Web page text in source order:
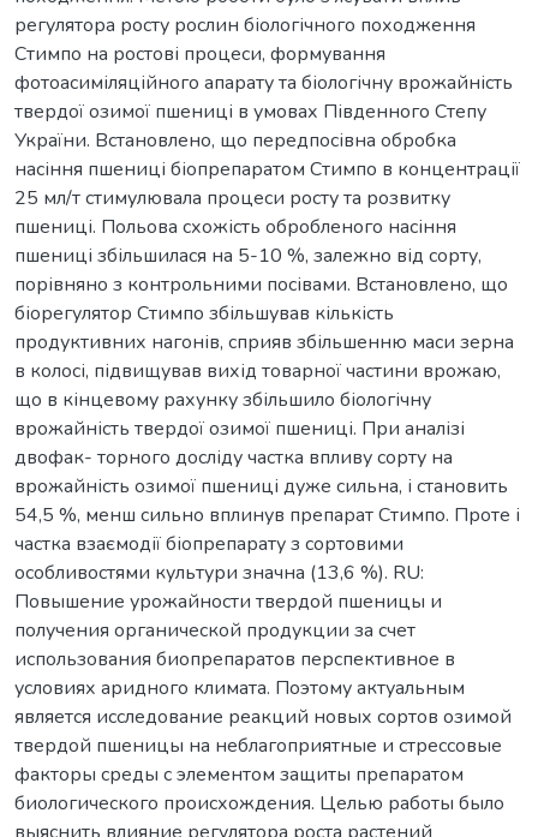
регулятора росту рослин біологічного походження
Стимпо на ростові процеси, формування
фотоасиміляційного апарату та біологічну врожайність
твердої озимої пшениці в умовах Південного Степу
України. Встановлено, що передпосівна обробка
насіння пшениці біопрепаратом Стимпо в концентрації
25 мл/т стимулювала процеси росту та розвитку
пшениці. Польова схожість обробленого насіння
пшениці збільшилася на 5-10 %, залежно від сорту,
порівняно з контрольними посівами. Встановлено, що
біорегулятор Стимпо збільшував кількість
продуктивних нагонів, сприяв збільшенню маси зерна
в колосі, підвищував вихід товарної частини врожаю,
що в кінцевому рахунку збільшило біологічну
врожайність твердої озимої пшениці. При аналізі
двофак- торного досліду частка впливу сорту на
врожайність озимої пшениці дуже сильна, і становить
54,5 %, менш сильно вплинув препарат Стимпо. Проте і
частка взаємодії біопрепарату з сортовими
особливостями культури значна (13,6 %). RU:
Повышение урожайности твердой пшеницы и
получения органической продукции за счет
использования биопрепаратов перспективное в
условиях аридного климата. Поэтому актуальным
является исследование реакций новых сортов озимой
твердой пшеницы на неблагоприятные и стрессовые
факторы среды с элементом защиты препаратом
биологического происхождения. Целью работы было